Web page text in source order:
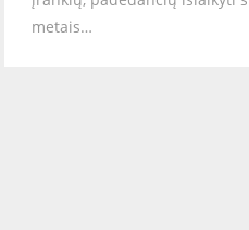
metais…